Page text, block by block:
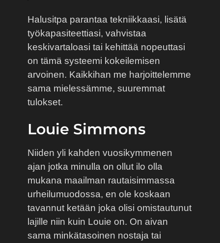
Halusitpa parantaa tekniikkaasi, lisätä
työkapasiteettiasi, vahvistaa
keskivartaloasi tai kehittää nopeuttasi
on tämä systeemi kokeilemisen
arvoinen. Kaikkihan me harjoittelemme
sama mielessämme, suuremmat
tulokset.
Louie Simmons
Niiden yli kahden vuosikymmenen
ajan jotka minulla on ollut ilo olla
mukana maailman rautaisimmassa
urheilumuodossa, en ole koskaan
tavannut ketään joka olisi omistautunut
lajille niin kuin Louie on. On aivan
sama minkätasoinen nostaja tai